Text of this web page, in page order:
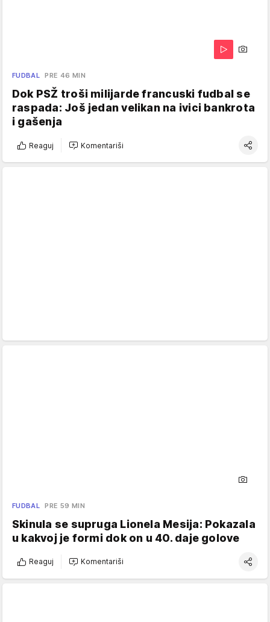
FUDBAL PRE 46 MIN
Dok PSŽ troši milijarde francuski fudbal se
raspada: Još jedan velikan na ivici bankrota
i gašenja
Reaguj Komentariši
FUDBAL PRE 59 MIN
Skinula se supruga Lionela Mesija: Pokazala
u kakvoj je formi dok on u 40. daje golove
Reaguj Komentariši